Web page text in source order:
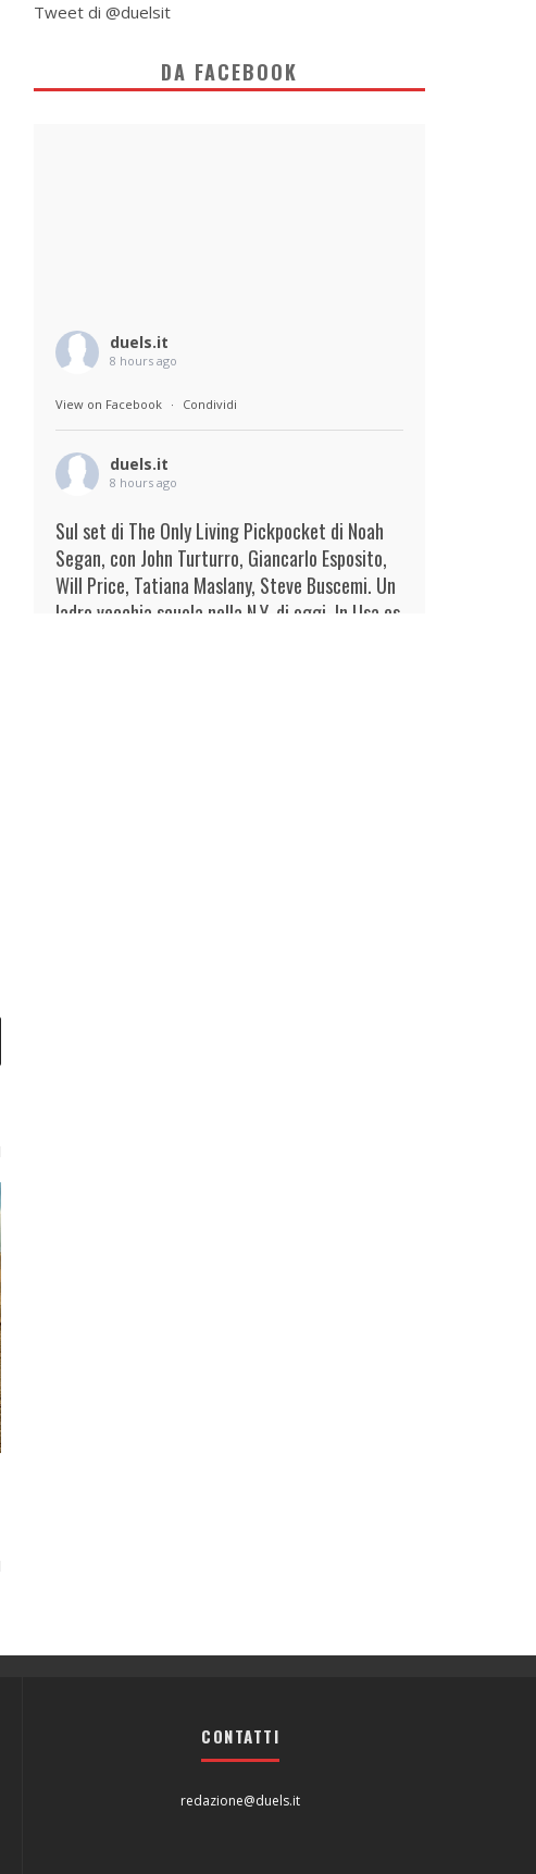
Tweet di @duelsit
DA FACEBOOK
duels.it
8 hours ago
View on Facebook · Condividi
duels.it
8 hours ago
Sul set di The Only Living Pickpocket di Noah
Segan, con John Turturro, Giancarlo Esposito,
Will Price, Tatiana Maslany, Steve Buscemi. Un
ladro vecchia scuola nella N.Y. di oggi. In Usa es
CONTATTI
redazione@duels.it